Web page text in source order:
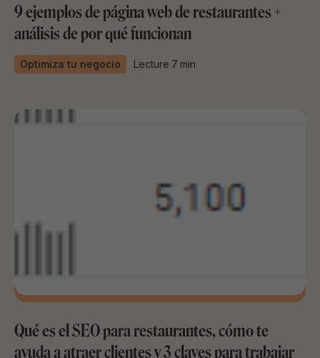
9 ejemplos de página web de restaurantes +
análisis de por qué funcionan
Optimiza tu negocio Lecture 7 min
Qué es el SEO para restaurantes, cómo te
ayuda a atraer clientes y 3 claves para trabajar